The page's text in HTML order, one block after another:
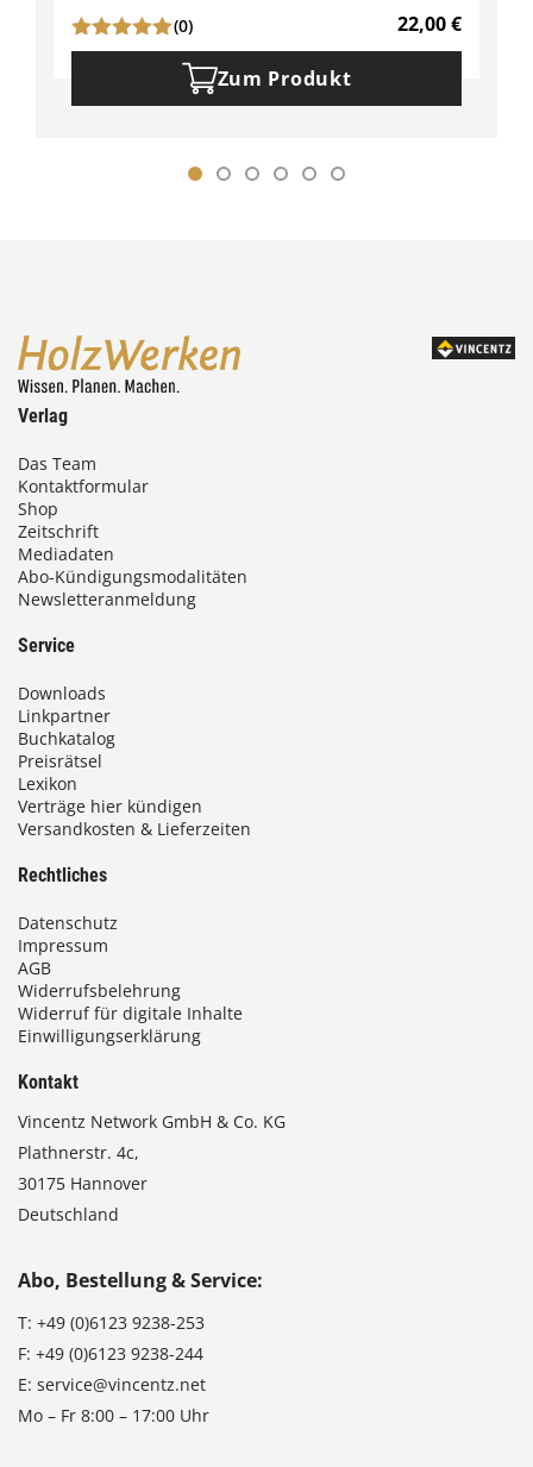
(0) 22,00€
Zum Produkt
Verlag
Das Team
Kontaktformular
Shop
Zeitschrift
Mediadaten
Abo-Kündigungsmodalitäten
Newsletteranmeldung
Service
Downloads
Linkpartner
Buchkatalog
Preisrätsel
Lexikon
Verträge hier kündigen
Versandkosten & Lieferzeiten
Rechtliches
Datenschutz
Impressum
AGB
Widerrufsbelehrung
Widerruf für digitale Inhalte
Einwilligungserklärung
Kontakt
Vincentz Network GmbH & Co. KG
Plathnerstr. 4c,
30175 Hannover
Deutschland
Abo, Bestellung & Service:
T: +49 (0)6123 9238-253
F: +49 (0)6123 9238-244
E: service@vincentz.net
Mo – Fr 8:00 – 17:00 Uhr